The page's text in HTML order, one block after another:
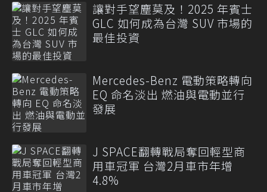
讓對手望塵莫及！2025 年賓士
GLC 如何成為台灣 SUV 市場的
最佳投資
Mercedes-Benz 電動策略轉向
EQ 命名淡出 燃油與電動並行
發展
J SPACE翻轉戰局奪回輕型商
用車冠軍 台灣2月車市年增
4.8%